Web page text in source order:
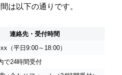
は以下の通りです。
連絡先・受付時間
（平日9:00～18:00）
で24時間受付